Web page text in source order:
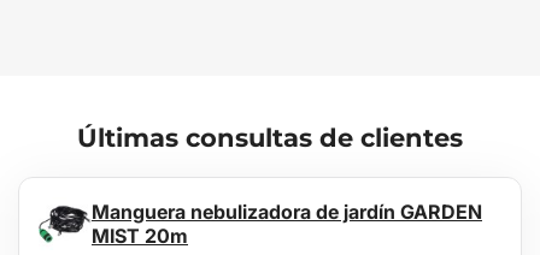
Intensidad 300 lm
Martillo metálico
Función zoom
Luz roja de emergencia
Últimas consultas de clientes
Manguera nebulizadora de jardín GARDEN
MIST 20m